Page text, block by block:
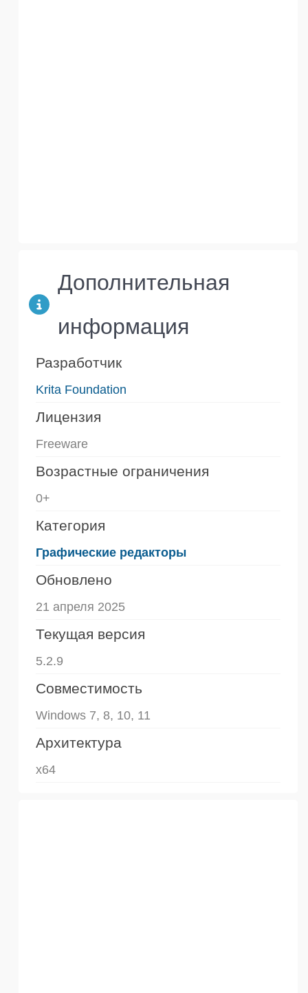
Дополнительная
информация
Разработчик
Krita Foundation
Лицензия
Freeware
Возрастные ограничения
0+
Категория
Графические редакторы
Обновлено
21 апреля 2025
Текущая версия
5.2.9
Совместимость
Windows 7, 8, 10, 11
Архитектура
x64